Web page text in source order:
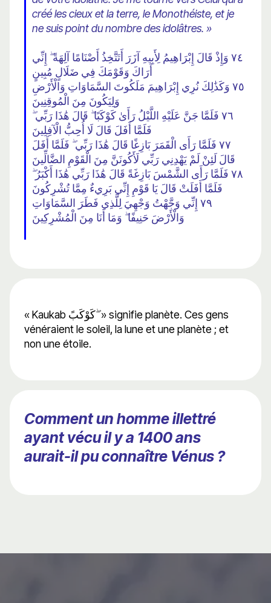
créé les cieux et la terre, le Monothéiste, et je
ne suis point du nombre des idolâtres. »
٧٤ وَإِذْ قَالَ إِبْرَاهِيمُ لِأَبِيهِ آزَرَ أَتَتَّخِذُ أَصْنَامًا آلِهَةً ۖ إِنِّي
أَرَاكَ وَقَوْمَكَ فِي ضَلَالٍ مُبِينٍ
٧٥ وَكَذَٰلِكَ نُرِي إِبْرَاهِيمَ مَلَكُوتَ السَّمَاوَاتِ وَالْأَرْضِ
وَلِيَكُونَ مِنَ الْمُوقِنِينَ
٧٦ فَلَمَّا جَنَّ عَلَيْهِ اللَّيْلُ رَأَىٰ كَوْكَبًا ۖ قَالَ هَٰذَا رَبِّي ۖ
فَلَمَّا أَفَلَ قَالَ لَا أُحِبُّ الْآفِلِينَ
٧٧ فَلَمَّا رَأَى الْقَمَرَ بَازِغًا قَالَ هَٰذَا رَبِّي ۖ فَلَمَّا أَفَلَ
قَالَ لَئِنْ لَمْ يَهْدِنِي رَبِّي لَأَكُونَنَّ مِنَ الْقَوْمِ الضَّالِّينَ
٧٨ فَلَمَّا رَأَى الشَّمْسَ بَازِغَةً قَالَ هَٰذَا رَبِّي هَٰذَا أَكْبَرُ ۖ
فَلَمَّا أَفَلَتْ قَالَ يَا قَوْمِ إِنِّي بَرِيءٌ مِمَّا تُشْرِكُونَ
٧٩ إِنِّي وَجَّهْتُ وَجْهِيَ لِلَّذِي فَطَرَ السَّمَاوَاتِ
وَالْأَرْضَ حَنِيفًا ۖ وَمَا أَنَا مِنَ الْمُشْرِكِينَ
« Kaukab كَوْكَبً ۖ » signifie planète. Ces gens
vénéraient le soleil, la lune et une planète ; et
non une étoile.
Comment un homme illettré
ayant vécu il y a 1400 ans
aurait-il pu connaître Vénus ?